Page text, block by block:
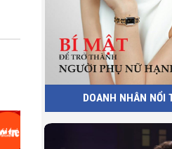
DOANH NHÂN NỔI